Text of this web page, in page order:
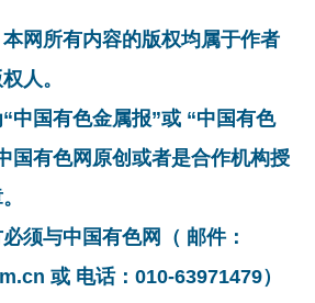
网所有内容的版权均属于作者
人。
中国有色金属报”或 “中国有色
国有色网原创或者是合作机构授
须与中国有色网（ 邮件：
或 电话：010-63971479）